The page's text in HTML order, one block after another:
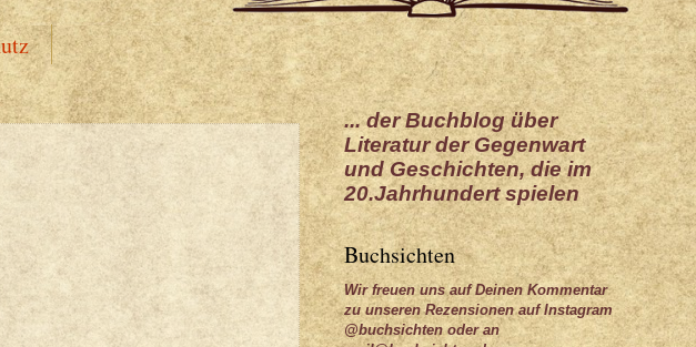
... der Buchblog über
Literatur der Gegenwart
und Geschichten, die im
20.Jahrhundert spielen
Buchsichten
Wir freuen uns auf Deinen Kommentar
zu unseren Rezensionen auf Instagram
@buchsichten oder an